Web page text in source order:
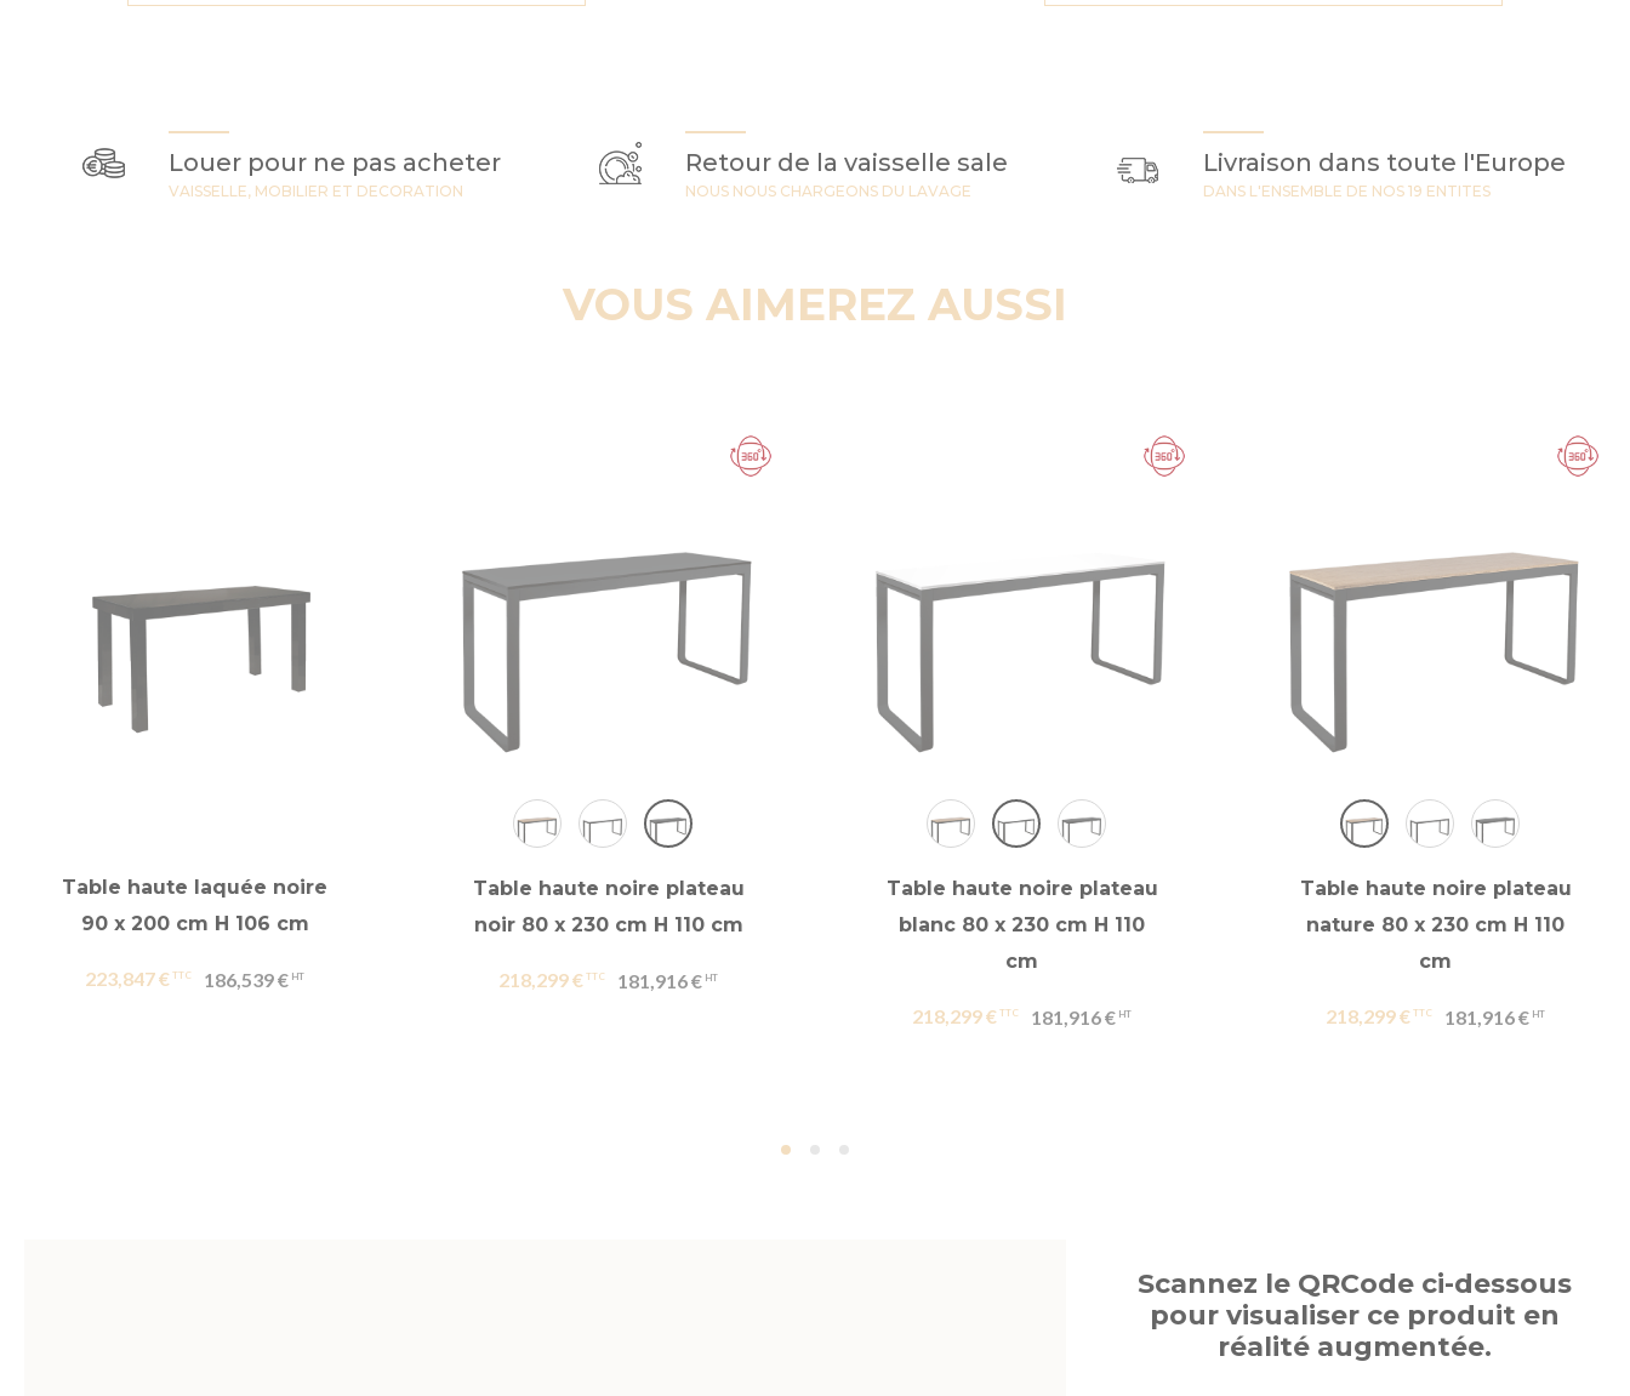
Louer pour ne pas acheter
VAISSELLE, MOBILIER ET DECORATION
Retour de la vaisselle sale
NOUS NOUS CHARGEONS DU LAVAGE
Livraison dans toute l'Europe
DANS L'ENSEMBLE DE NOS 19 ENTITES
VOUS AIMEREZ AUSSI
Table haute laquée noire
90 x 200 cm H 106 cm
223,847 € 186,539 €
Table haute noire plateau
noir 80 x 230 cm H 110 cm
218,299 € 181,916 €
Table haute noire plateau
blanc 80 x 230 cm H 110
cm
218,299 € 181,916 €
Table haute noire plateau
nature 80 x 230 cm H 110
cm
218,299 € 181,916 €
Scannez le QRCode ci-dessous
pour visualiser ce produit en
réalité augmentée.